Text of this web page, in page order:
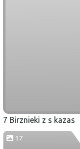
7 Birznieki z s kazas
17